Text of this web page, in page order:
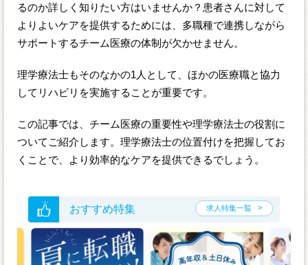
るのか詳しく知りたい方はいませんか？患者さんに対して
よりよいケアを提供するためには、多職種で連携しながら
サポートするチーム医療の体制が欠かせません。
理学療法士もそのなかの1人として、ほかの医療職と協力
してリハビリを実施することが重要です。
この記事では、チーム医療の重要性や理学療法士の役割に
ついてご紹介します。理学療法士の位置付けを把握してお
くことで、より効率的なケアを提供できるでしょう。
おすすめ特集 求人特集一覧